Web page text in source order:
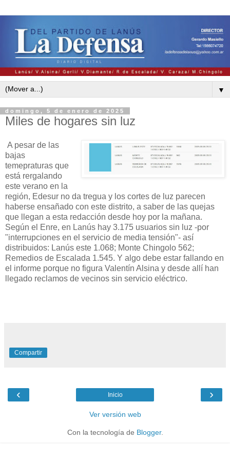
▼
domingo, 5 de enero de 2025
Miles de hogares sin luz
A pesar de las
bajas
temepraturas que
está rergalando
este verano en la
región, Edesur no da tregua y los cortes de luz parecen
haberse ensañado con este distrito, a saber de las quejas
que llegan a esta redacción desde hoy por la mañana.
Según el Enre, en Lanús hay 3.175 usuarios sin luz -por
"interrupciones en el servicio de media tensión"- así
distribuidos: Lanús este 1.068; Monte Chingolo 562;
Remedios de Escalada 1.545. Y algo debe estar fallando en
el informe porque no figura Valentín Alsina y desde allí han
llegado reclamos de vecinos sin servicio eléctrico.
Compartir
‹ ›
Inicio
Ver versión web
Con la tecnología de Blogger.